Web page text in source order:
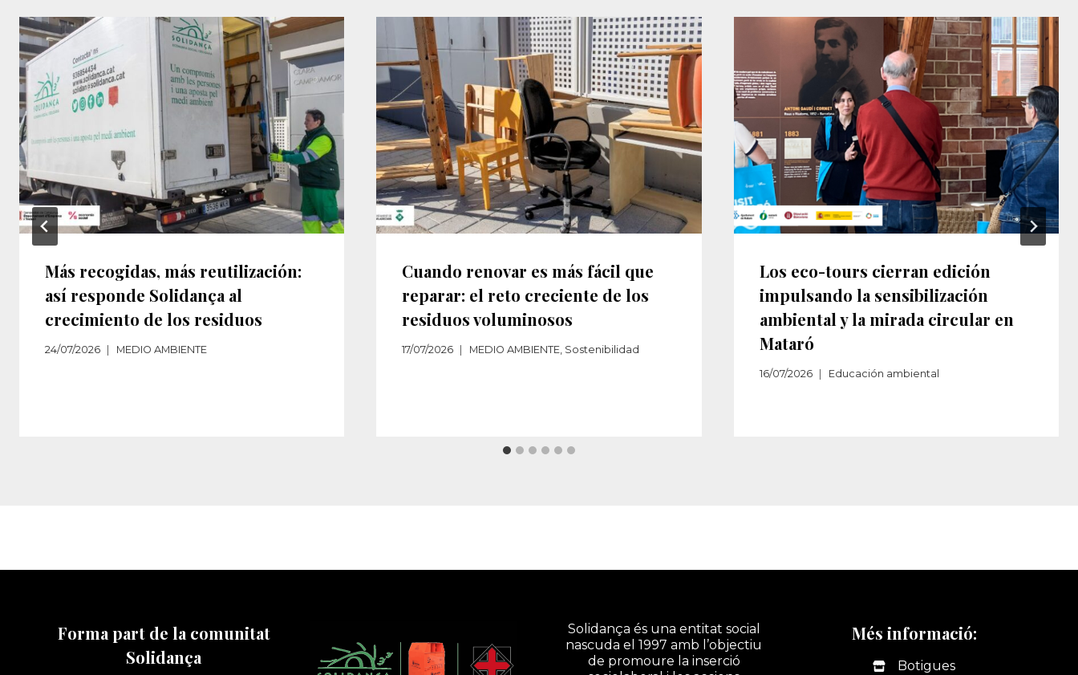
Más recogidas, más reutilización:
así responde Solidança al
crecimiento de los residuos‌
24/07/2026 MEDIO AMBIENTE
Cuando renovar es más fácil que
reparar: el reto creciente de los
residuos voluminosos
17/07/2026 MEDIO AMBIENTE, Sostenibilidad
Los eco-tours cierran edición
impulsando la sensibilización
ambiental y la mirada circular en
Mataró
16/07/2026 Educación ambiental
Forma part de la comunitat
Solidança
Solidança és una entitat social
nascuda el 1997 amb l’objectiu
de promoure la inserció
Més informació:
Botigues